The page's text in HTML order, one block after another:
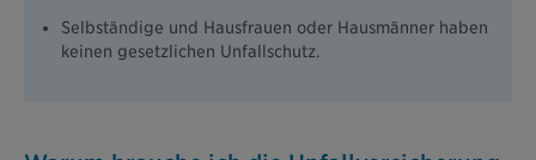
Selbständige und Hausfrauen oder Hausmänner haben
keinen gesetzlichen Unfallschutz.